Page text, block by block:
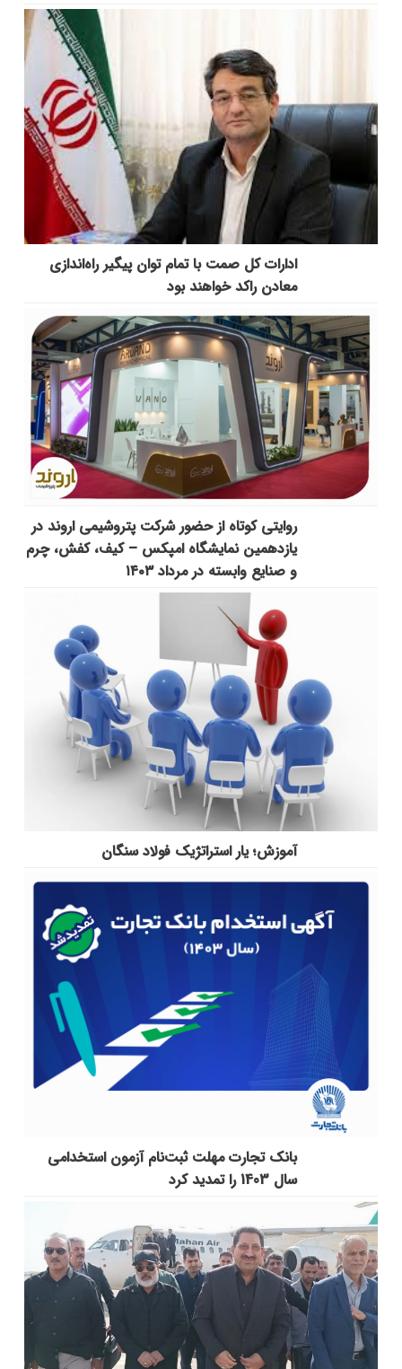
ادارات کل صمت با تمام توان پیگیر راه‌اندازی
معادن راکد خواهند بود
روایتی کوتاه از حضور شرکت پتروشیمی اروند در
یازدهمین نمایشگاه امپکس‌ – کیف، کفش، چرم
و صنایع وابسته در مرداد ۱۴۰۳
آموزش؛ یار استراتژیک فولاد سنگان
بانک تجارت مهلت ثبت‌نام آزمون استخدامی
سال 1403 را تمدید کرد